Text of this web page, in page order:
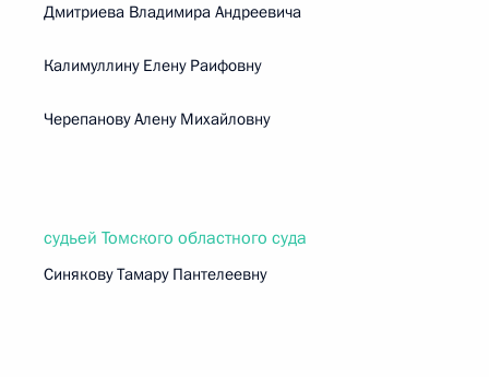
Дмитриева Владимира Андреевича
Калимуллину Елену Раифовну
Черепанову Алену Михайловну
судьей Томского областного суда
Синякову Тамару Пантелеевну